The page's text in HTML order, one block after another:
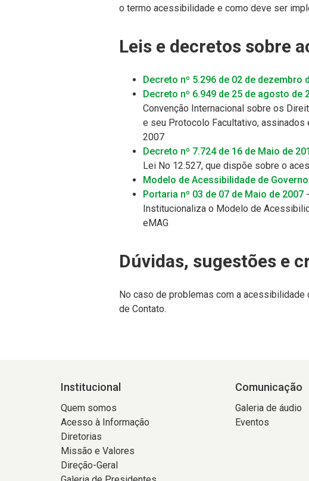
o termo acessibilidade e como deve ser
Leis e decretos sobre
Decreto nº 5.296 de 02 de dezembro
Decreto nº 6.949 de 25 de agosto de
Convenção Internacional sobre os
e seu Protocolo Facultativo, assinados
2007
Decreto nº 7.724 de 16 de Maio de
Lei No 12.527, que dispõe sobre o
Modelo de Acessibilidade de
Portaria nº 03 de 07 de Maio de 2007-
Institucionaliza o Modelo de
eMAG
Dúvidas, sugestões e
No caso de problemas com a acessibilidade
de Contato.
Institucional
Quem somos
Acesso à Informação
Diretorias
Missão e Valores
Direção-Geral
Comunicação
Galeria de áudio
Eventos